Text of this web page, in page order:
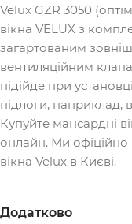
Velux GZR 3050
вікна VELUX з
загартованим
вентиляційним
підійде при
підлоги, наприклад,
Купуйте мансардні
онлайн. Ми офіційно
вікна Velux в Києві.
Додатково